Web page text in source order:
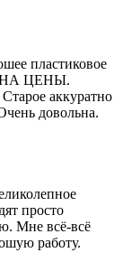
пластиковое
ЦЕНЫ.
аккуратно
довольна.
просто
Мне всё-всё
работу.